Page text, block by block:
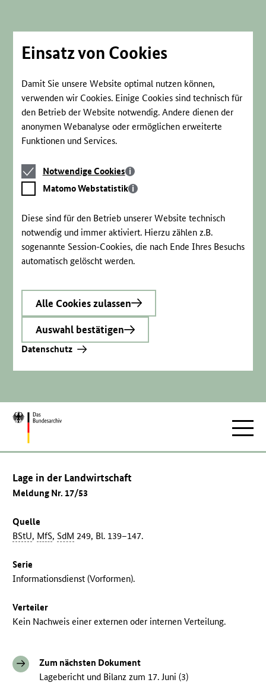
Einsatz von Cookies
Damit Sie unsere Website optimal nutzen können,
verwenden wir Cookies. Einige Cookies sind technisch für
den Betrieb der Website notwendig. Andere dienen der
anonymen Webanalyse oder ermöglichen erweiterte
Funktionen und Services.
Notwendige
Cookies
Notwendige Cookies
Matomo
Webstatistik
Matomo Webstatistik
Diese sind für den Betrieb unserer Website technisch
notwendig und immer aktiviert. Hierzu zählen z.B.
sogenannte Session-Cookies, die nach Ende Ihres Besuchs
automatisch gelöscht werden.
Alle Cookies zulassen
Auswahl bestätigen
Datenschutz
Zur
Lage in der Landwirtschaft
Meldung Nr. 17/53
Quelle
BStU, MfS,SdM 249, Bl. 139–147.
Serie
Informationsdienst (Vorformen).
Verteiler
Kein Nachweis einer externen oder internen Verteilung.
Zum nächsten Dokument
Lagebericht und Bilanz zum 17. Juni (3)